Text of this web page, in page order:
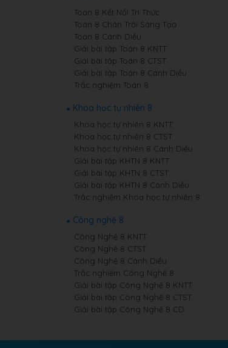
Toán 8 Kết Nối Tri Thức
Toán 8 Chân Trời Sáng Tạo
Toán 8 Cánh Diều
Giải bài tập Toán 8 KNTT
Giải bài tập Toán 8 CTST
Giải bài tập Toán 8 Cánh Diều
Trắc nghiệm Toán 8
Khoa học tự nhiên 8
Khoa học tự nhiên 8 KNTT
Khoa học tự nhiên 8 CTST
Khoa học tự nhiên 8 Cánh Diều
Giải bài tập KHTN 8 KNTT
Giải bài tập KHTN 8 CTST
Giải bài tập KHTN 8 Cánh Diều
Trắc nghiệm Khoa học tự nhiên 8
Công nghệ 8
Công Nghệ 8 KNTT
Công Nghệ 8 CTST
Công Nghệ 8 Cánh Diều
Trắc nghiệm Công Nghệ 8
Giải bài tập Công Nghệ 8 KNTT
Giải bài tập Công Nghệ 8 CTST
Giải bài tập Công Nghệ 8 CD